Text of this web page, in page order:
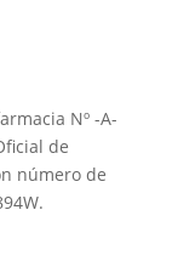
Nº -A-
de
número de